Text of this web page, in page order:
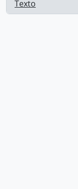
Texto
, 1 resultados